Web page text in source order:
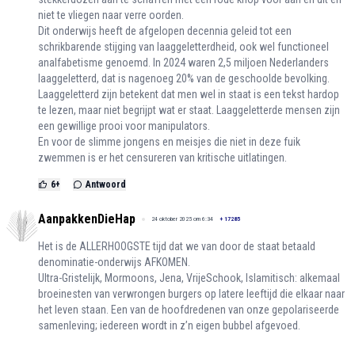
niet te vliegen naar verre oorden.
Dit onderwijs heeft de afgelopen decennia geleid tot een
schrikbarende stijging van laaggeletterdheid, ook wel functioneel
analfabetisme genoemd. In 2024 waren 2,5 miljoen Nederlanders
laaggeletterd, dat is nagenoeg 20% van de geschoolde bevolking.
Laaggeletterd zijn betekent dat men wel in staat is een tekst hardop
te lezen, maar niet begrijpt wat er staat. Laaggeletterde mensen zijn
een gewillige prooi voor manipulators.
En voor de slimme jongens en meisjes die niet in deze fuik
zwemmen is er het censureren van kritische uitlatingen.
6+ Antwoord
AanpakkenDieHap 24 oktober 2025 om 6:34 + 17285
Het is de ALLERHOOGSTE tijd dat we van door de staat betaald
denominatie-onderwijs AFKOMEN.
Ultra-Gristelijk, Mormoons, Jena, VrijeSchook, Islamitisch: alkemaal
broeinesten van verwrongen burgers op latere leeftijd die elkaar naar
het leven staan. Een van de hoofdredenen van onze gepolariseerde
samenleving; iedereen wordt in z’n eigen bubbel afgevoed.